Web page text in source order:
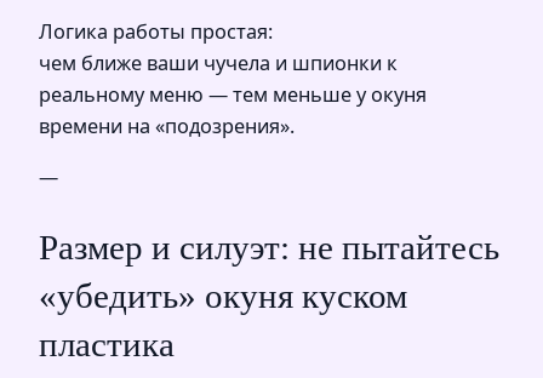
Логика работы простая:
чем ближе ваши чучела и шпионки к
реальному меню — тем меньше у окуня
времени на «подозрения».
—
Размер и силуэт: не пытайтесь
«убедить» окуня куском
пластика